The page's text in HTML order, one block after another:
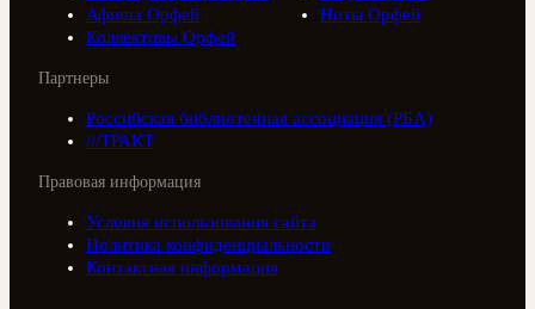
Афиша Орфей
Ноты Орфей
Коллективы Орфей
Партнеры
Российская библиотечная ассоциация (РБА)
///ТРАКТ
Правовая информация
Условия использования сайта
Политика конфиденциальности
Контактная информация